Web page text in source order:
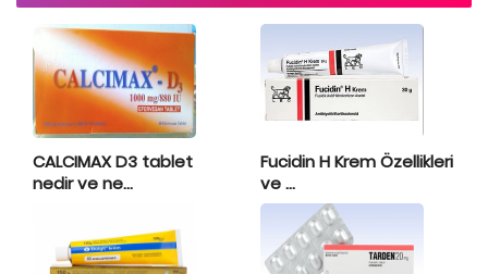
CALCIMAX D3 tablet
nedir ve ne...
Fucidin H Krem Özellikleri
ve ...